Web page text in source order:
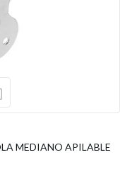
MEDIANO APILABLE